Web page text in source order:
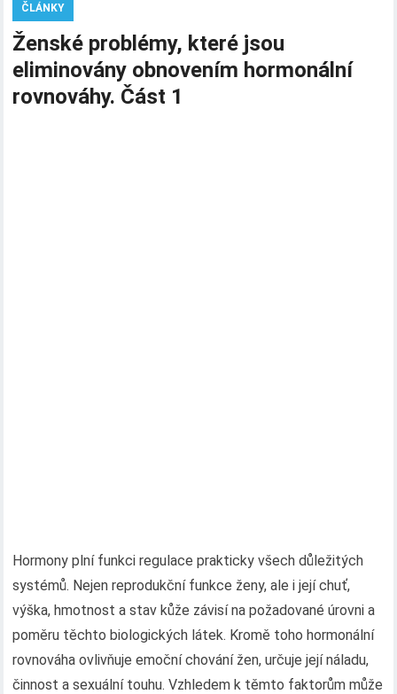
ČLÁNKY
Ženské problémy, které jsou
eliminovány obnovením hormonální
rovnováhy. Část 1
Hormony plní funkci regulace prakticky všech důležitých
systémů. Nejen reprodukční funkce ženy, ale i její chuť,
výška, hmotnost a stav kůže závisí na požadované úrovni a
poměru těchto biologických látek. Kromě toho hormonální
rovnováha ovlivňuje emoční chování žen, určuje její náladu,
činnost a sexuální touhu. Vzhledem k těmto faktorům může